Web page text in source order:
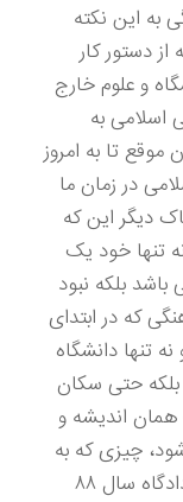
به این نکته
دستور کار
و علوم خارج
اسلامی به
تا به امروز
در زمان ما
دیگر این که
تنها خود یک
بلکه نبود
که در ابتدای
تنها دانشگاه
حتی سکان
اندیشه و
چیزی که به
خوبی در اعتراف نامه سعید حجاریان در دادگاه سال ۸۸